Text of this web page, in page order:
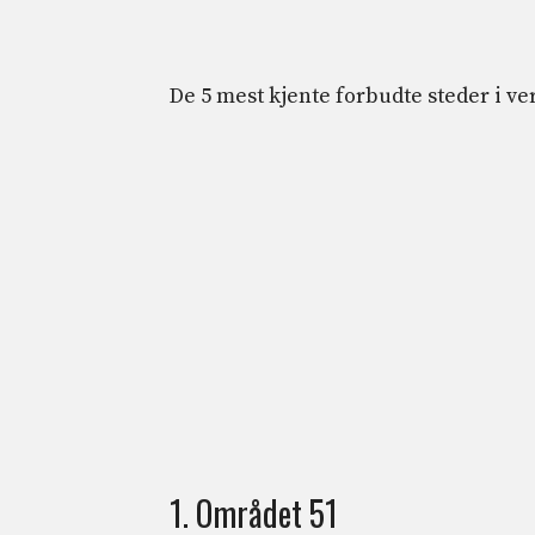
De 5 mest kjente forbudte steder i
1. Området 51